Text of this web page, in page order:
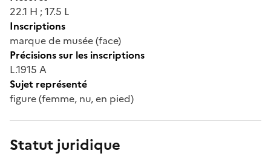
22.1 H ; 17.5 L
Inscriptions
marque de musée (face)
Précisions sur les inscriptions
L.1915 A
Sujet représenté
figure (femme, nu, en pied)
Statut juridique